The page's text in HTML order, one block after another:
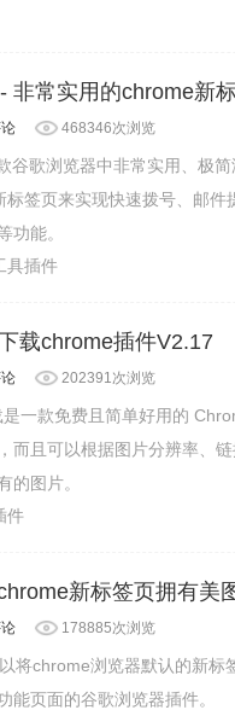
非常实用的chrome新
468346次浏览
谷歌浏览器中非常实用、极
签页来实现快速拨号、邮件
功能。
具插件
载chrome插件V2.17
202391次浏览
一款免费且简单好用的
而且可以根据图片分辨率、
的图片。
件
新标签页拥有美
178885次浏览
将chrome浏览器默认的新标
能页面的谷歌浏览器插件。